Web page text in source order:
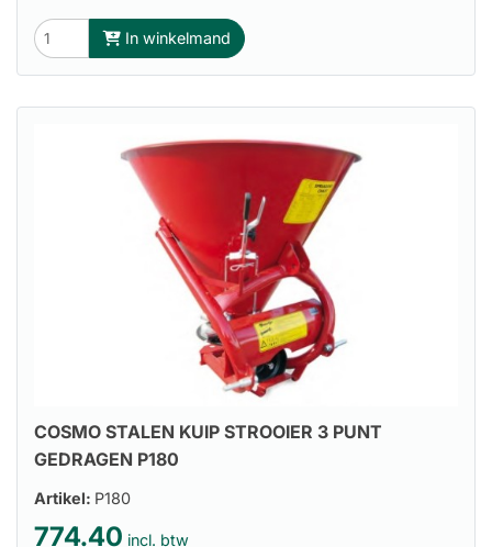
In winkelmand
COSMO STALEN KUIP STROOIER 3 PUNT
GEDRAGEN P180
Artikel: P180
774.40 incl. btw